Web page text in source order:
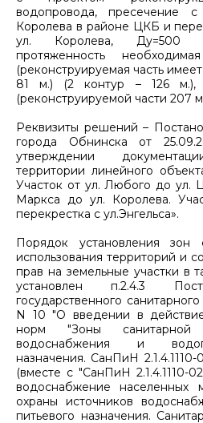
водопровода, пресечение
Королева в районе ЦКБ и
ул. Королева, Ду=500
протяженность
(реконструируемая часть
81 м.) (2 контур – 126 м.),
(реконструируемой части 207
Реквизиты решений –
города Обнинска от
утверждении
территории линейного
Участок от ул. Любого до ул.
Маркса до ул. Королева.
перекрестка с ул.Энгельса».
Порядок установления
использования территорий и
прав на земельные участки в
установлен п.2.4.3
государственного
N 10 "О введении в
норм "Зоны санитарной
водоснабжения и
назначения. СанПиН 2.1.4.1110-
(вместе с "СанПиН 2.1.4.1110-
водоснабжение населенных
охраны источников
питьевого назначения.